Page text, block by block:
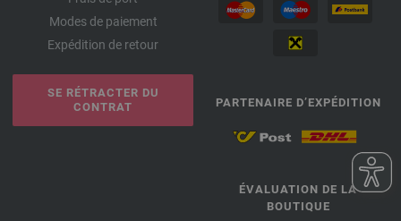
Modes de paiement
Expédition de retour
SE RÉTRACTER DU
CONTRAT
PARTENAIRE D’EXPÉDITION
ÉVALUATION DE LA
BOUTIQUE